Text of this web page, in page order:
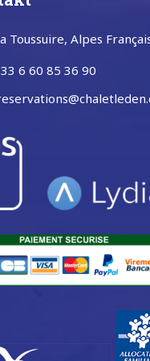
Toussuire, Alpes
6 60 85 36 90